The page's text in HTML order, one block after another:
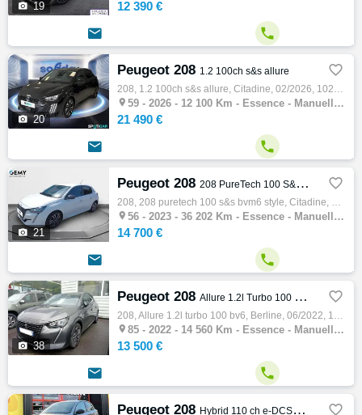
 19 12 390 €
 
 20
Peugeot 208 1.2 100ch s&s allure 
208, 1.2 100ch s&s allure, Citadine, 02/2026, 102ch, 5cv, 12100 km, 5 portes, 5 places, Première main, Clim. auto, Essence, Boite de vitess…
 59 - 2026 - 12 100 Km - Essence - Manuelle - Citadine
21 490 €
 
 21
Peugeot 208 208 PureTech 100 S&S BVM6 Style 
208, 208 puretech 100 s&s bvm6 style, Citadine, 04/2023, 100ch, 5cv, 36202 km, 5 portes, 5 places, Essence, Boite de vitesse manuelle, Régu…
 56 - 2023 - 36 202 Km - Essence - Manuelle - Citadine
14 700 €
 
 38
Peugeot 208 Allure 1.2l Turbo 100 BV6 
208, Allure 1.2l turbo 100 bv6, Berline, 06/2022, 100ch, 5cv, 14560 km, 5 portes, 5 places, Non fumeur, Clim. auto, Essence, Boite de vites…
 85 - 2022 - 14 560 Km - Essence - Manuelle - Berline
13 500 €
 
Peugeot 208 Hybrid 110 ch e-DCS6 Style 